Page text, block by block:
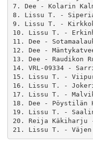
7. Dee - Kolarin
8. Lissu T. -
9. Lissu T. -
10. Lissu T. -
11. Dee -
12. Dee -
13. Dee - Raudikon
14. VRL-09334 -
15. Lissu T. -
16. Lissu T. -
17. Lissu T. -
18. Dee - Pöystilän
19. Lissu T. -
20. Reija Käkiharju
21. Lissu T. - Väjen